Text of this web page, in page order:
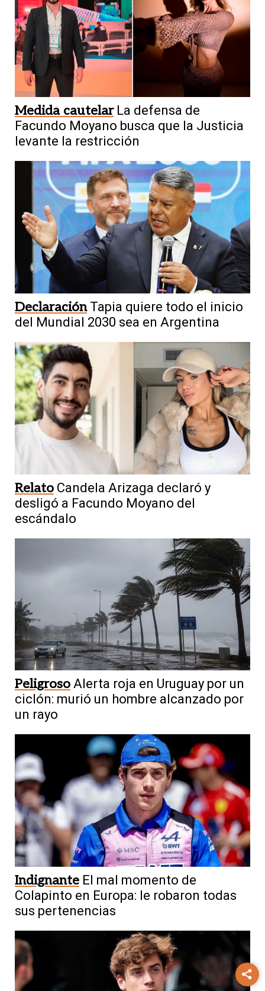
Medida cautelar La defensa de
Facundo Moyano busca que la Justicia
levante la restricción
Declaración Tapia quiere todo el inicio
del Mundial 2030 sea en Argentina
Relato Candela Arizaga declaró y
desligó a Facundo Moyano del
escándalo
Peligroso Alerta roja en Uruguay por un
ciclón: murió un hombre alcanzado por
un rayo
Indignante El mal momento de
Colapinto en Europa: le robaron todas
sus pertenencias